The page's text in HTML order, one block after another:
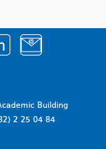
Building
2 25 04 84